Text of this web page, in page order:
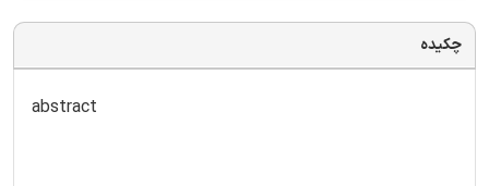
چکیده
abstract